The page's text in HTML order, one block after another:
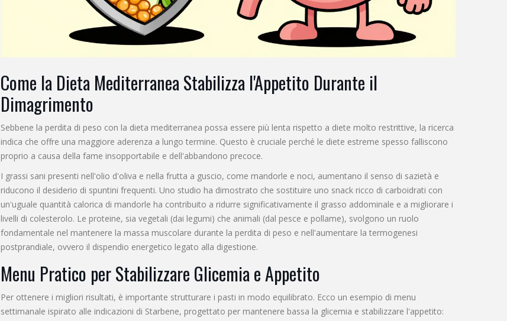
Come la Dieta Mediterranea Stabilizza l'Appetito Durante il
Dimagrimento
Sebbene la perdita di peso con la dieta mediterranea possa essere più lenta rispetto a diete molto restrittive, la ricerca
indica che offre una maggiore aderenza a lungo termine. Questo è cruciale perché le diete estreme spesso falliscono
proprio a causa della fame insopportabile e dell'abbandono precoce.
I grassi sani presenti nell'olio d'oliva e nella frutta a guscio, come mandorle e noci, aumentano il senso di sazietà e
riducono il desiderio di spuntini frequenti. Uno studio ha dimostrato che sostituire uno snack ricco di carboidrati con
un'uguale quantità calorica di mandorle ha contribuito a ridurre significativamente il grasso addominale e a migliorare i
livelli di colesterolo. Le proteine, sia vegetali (dai legumi) che animali (dal pesce e pollame), svolgono un ruolo
fondamentale nel mantenere la massa muscolare durante la perdita di peso e nell'aumentare la termogenesi
postprandiale, ovvero il dispendio energetico legato alla digestione.
Menu Pratico per Stabilizzare Glicemia e Appetito
Per ottenere i migliori risultati, è importante strutturare i pasti in modo equilibrato. Ecco un esempio di menu
settimanale ispirato alle indicazioni di Starbene, progettato per mantenere bassa la glicemia e stabilizzare l'appetito: